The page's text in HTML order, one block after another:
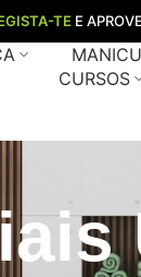
TE E
CURSOS